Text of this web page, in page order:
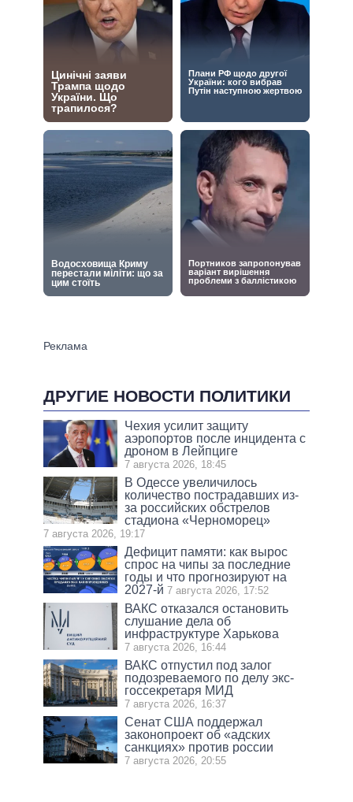
ДРУГИЕ НОВОСТИ ПОЛИТИКИ
Чехия усилит защиту
аэропортов после инцидента с
дроном в Лейпциге
7 августа 2026, 18:45
В Одессе увеличилось
количество пострадавших из-
за российских обстрелов
стадиона «Черноморец»
7 августа 2026, 19:17
Дефицит памяти: как вырос
спрос на чипы за последние
годы и что прогнозируют на
2027-й 7 августа 2026, 17:52
ВАКС отказался остановить
слушание дела об
инфраструктуре Харькова
7 августа 2026, 16:44
ВАКС отпустил под залог
подозреваемого по делу экс-
госсекретаря МИД
7 августа 2026, 16:37
Сенат США поддержал
законопроект об «адских
санкциях» против россии
7 августа 2026, 20:55